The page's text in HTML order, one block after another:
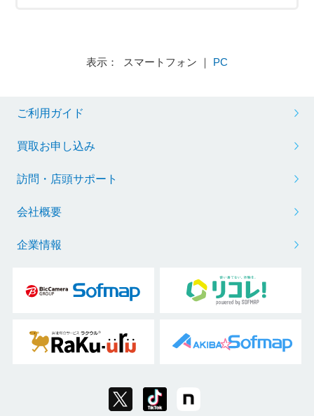
表示： スマートフォン ｜ PC
ご利用ガイド
買取お申し込み
訪問・店頭サポート
会社概要
企業情報